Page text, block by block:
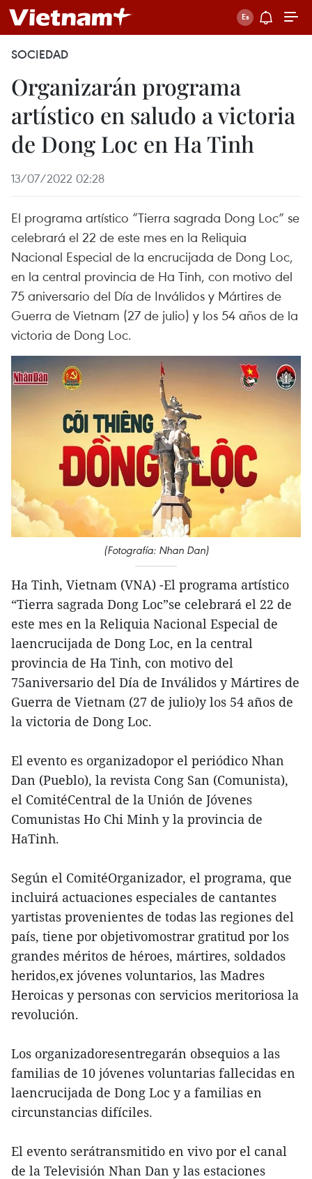
SOCIEDAD
Organizarán programa
artístico en saludo a victoria
de Dong Loc en Ha Tinh
13/07/2022 02:28
El programa artístico “Tierra sagrada Dong Loc” se
celebrará el 22 de este mes en la Reliquia
Nacional Especial de la encrucijada de Dong Loc,
en la central provincia de Ha Tinh, con motivo del
75 aniversario del Día de Inválidos y Mártires de
Guerra de Vietnam (27 de julio) y los 54 años de la
victoria de Dong Loc.
(Fotografía: Nhan Dan)
Ha Tinh, Vietnam (VNA) -El programa artístico
“Tierra sagrada Dong Loc”se celebrará el 22 de
este mes en la Reliquia Nacional Especial de
laencrucijada de Dong Loc, en la central
provincia de Ha Tinh, con motivo del
75aniversario del Día de Inválidos y Mártires de
Guerra de Vietnam (27 de julio)y los 54 años de
la victoria de Dong Loc.
El evento es organizadopor el periódico Nhan
Dan (Pueblo), la revista Cong San (Comunista),
el ComitéCentral de la Unión de Jóvenes
Comunistas Ho Chi Minh y la provincia de
HaTinh.
Según el ComitéOrganizador, el programa, que
incluirá actuaciones especiales de cantantes
yartistas provenientes de todas las regiones del
país, tiene por objetivomostrar gratitud por los
grandes méritos de héroes, mártires, soldados
heridos,ex jóvenes voluntarios, las Madres
Heroicas y personas con servicios meritoriosa la
revolución.
Los organizadoresentregarán obsequios a las
familias de 10 jóvenes voluntarias fallecidas en
laencrucijada de Dong Loc y a familias en
circunstancias difíciles.
El evento serátransmitido en vivo por el canal
de la Televisión Nhan Dan y las estaciones